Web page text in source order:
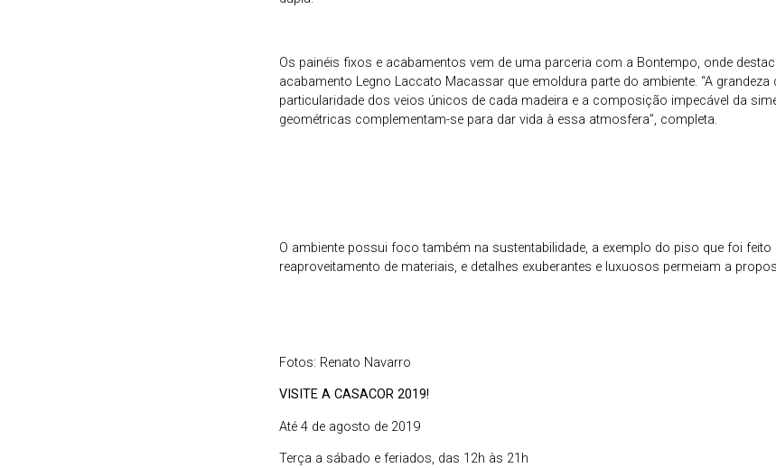
Os painéis fixos e acabamentos vem de uma parceria com a Bontempo, onde
acabamento Legno Laccato Macassar que emoldura parte do ambiente. “A grandeza
particularidade dos veios únicos de cada madeira e a composição impecável da
geométricas complementam-se para dar vida à essa atmosfera”, completa.
O ambiente possui foco também na sustentabilidade, a exemplo do piso que foi feito
reaproveitamento de materiais, e detalhes exuberantes e luxuosos permeiam a
Fotos: Renato Navarro
VISITE A CASACOR 2019!
Até 4 de agosto de 2019
Terça a sábado e feriados, das 12h às 21h